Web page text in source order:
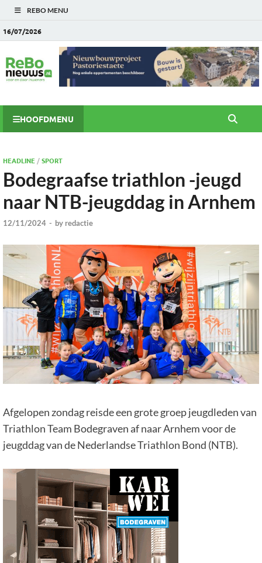
REBO MENU
16/07/2026
HOOFDMENU
HEADLINE/SPORT
Bodegraafse triathlon -jeugd
naar NTB-jeugddag in Arnhem
12/11/2024 - by redactie
Afgelopen zondag reisde een grote groep jeugdleden van
Triathlon Team Bodegraven af naar Arnhem voor de
jeugddag van de Nederlandse Triathlon Bond (NTB).